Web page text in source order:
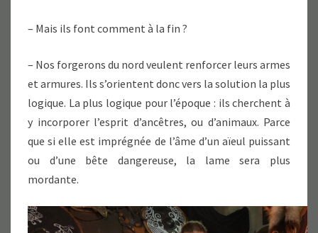
– Mais ils font comment à la fin ?
– Nos forgerons du nord veulent renforcer leurs armes
et armures. Ils s’orientent donc vers la solution la plus
logique. La plus logique pour l’époque : ils cherchent à
y incorporer l’esprit d’ancêtres, ou d’animaux. Parce
que si elle est imprégnée de l’âme d’un aïeul puissant
ou d’une bête dangereuse, la lame sera plus
mordante.